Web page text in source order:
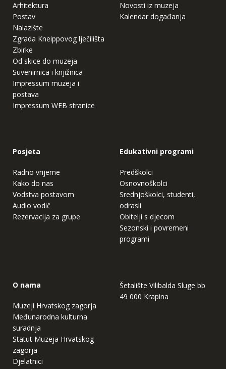
Arhitektura
Postav
Nalazište
Zgrada Kneippovog lječilišta
Zbirke
Od skice do muzeja
Suvenirnica i knjižnica
Impressum muzeja i
postava
Impressum WEB stranice
Novosti iz muzeja
Kalendar događanja
Posjeta
Radno vrijeme
Kako do nas
Vodstva postavom
Audio vodič
Rezervacija za grupe
Edukativni programi
Predškolci
Osnovnoškolci
Srednjoškolci, studenti,
odrasli
Obitelji s djecom
Sezonski i povremeni
programi
O nama
Muzeji Hrvatskog zagorja
Međunarodna kulturna
suradnja
Statut Muzeja Hrvatskog
zagorja
Djelatnici
Šetalište Vilibalda Sluge bb
49 000 Krapina